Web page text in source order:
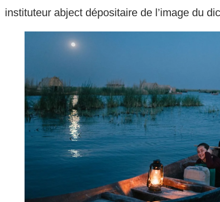
instituteur abject dépositaire de l’image du